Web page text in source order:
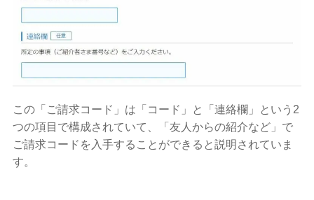
この「ご請求コード」は「コード」と「連絡欄」という2
つの項目で構成されていて、「友人からの紹介など」で
ご請求コードを入手することができると説明されていま
す。